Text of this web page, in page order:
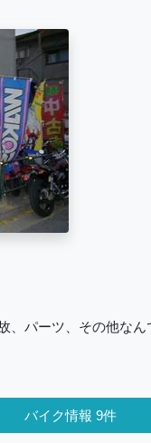
、パーツ、その他なん
バイク情報 9件